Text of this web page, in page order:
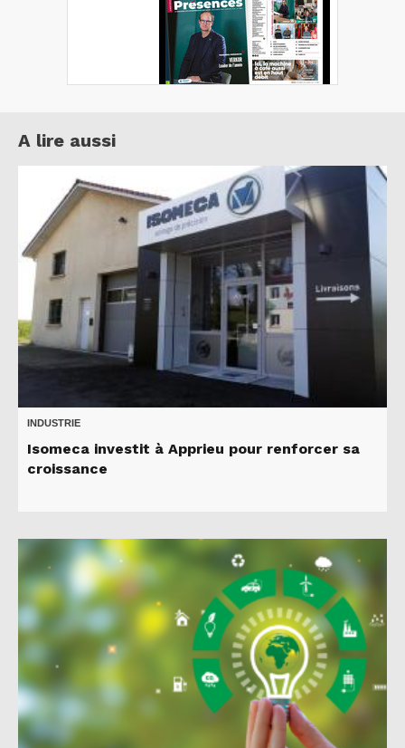
A lire aussi
INDUSTRIE
Isomeca investit à Apprieu pour renforcer sa
croissance